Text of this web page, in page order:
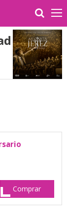
Comprar